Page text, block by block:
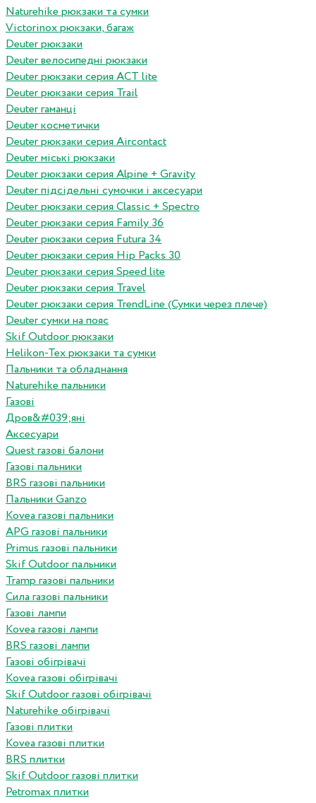
Naturehike рюкзаки та сумки
Victorinox рюкзаки, багаж
Deuter рюкзаки
Deuter велосипедні рюкзаки
Deuter рюкзаки серия ACT lite
Deuter рюкзаки серия Trail
Deuter гаманці
Deuter косметички
Deuter рюкзаки серия Aircontact
Deuter міські рюкзаки
Deuter рюкзаки серия Alpine + Gravity
Deuter підсідельні сумочки і аксесуари
Deuter рюкзаки серия Classic + Spectro
Deuter рюкзаки серия Family 36
Deuter рюкзаки серия Futura 34
Deuter рюкзаки серия Hip Packs 30
Deuter рюкзаки серия Speed lite
Deuter рюкзаки серия Travel
Deuter рюкзаки серия TrendLine (Сумки через плече)
Deuter сумки на пояс
Skif Outdoor рюкзаки
Helikon-Tex рюкзаки та сумки
Пальники та обладнання
Naturehike пальники
Газові
Дров&#039;яні
Аксесуари
Quest газові балони
Газові пальники
BRS газові пальники
Пальники Ganzo
Kovea газові пальники
APG газові пальники
Primus газові пальники
Skif Outdoor пальники
Tramp газові пальники
Сила газові пальники
Газові лампи
Kovea газові лампи
BRS газові лампи
Газові обігрівачі
Kovea газові обігрівачі
Skif Outdoor газові обігрівачі
Naturehike обігрівачі
Газові плитки
Kovea газові плитки
BRS плитки
Skif Outdoor газові плитки
Petromax плитки